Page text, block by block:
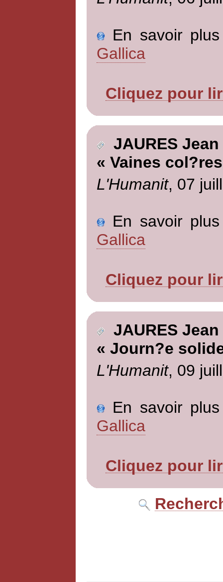
En savoir
Gallica
Cliquez pour
JAURES Jean
« Vaines
L'Humanit, 07
En savoir
Gallica
Cliquez pour
JAURES Jean
« Journ?e
L'Humanit, 09
En savoir
Gallica
Cliquez pour